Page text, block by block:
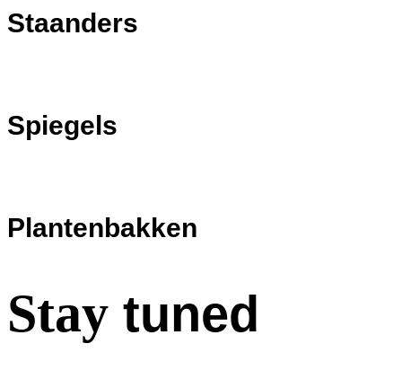
Staanders
Spiegels
Plantenbakken
Stay tuned